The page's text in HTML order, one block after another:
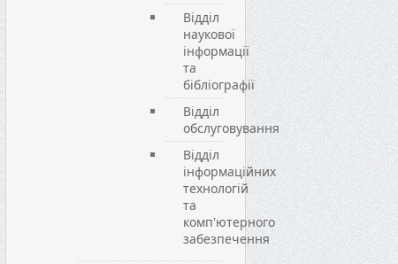
Відділ
наукової
інформації
та
бібліографії
Відділ
обслуговування
Відділ
інформаційних
технологій
та
комп'ютерного
забезпечення